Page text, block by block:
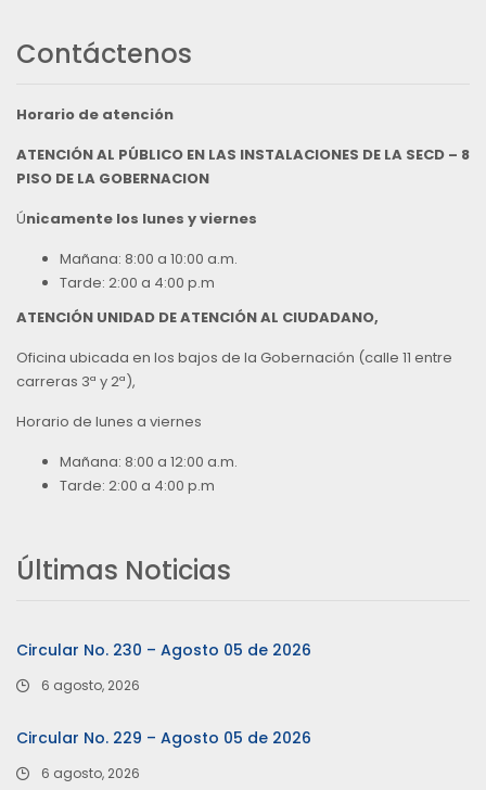
Contáctenos
Horario de atención
ATENCIÓN AL PÚBLICO EN LAS INSTALACIONES DE LA SECD – 8
PISO DE LA GOBERNACION
Únicamente los lunes y viernes
Mañana: 8:00 a 10:00 a.m.
Tarde: 2:00 a 4:00 p.m
ATENCIÓN UNIDAD DE ATENCIÓN AL CIUDADANO,
Oficina ubicada en los bajos de la Gobernación (calle 11 entre
carreras 3ª y 2ª),
Horario de lunes a viernes
Mañana: 8:00 a 12:00 a.m.
Tarde: 2:00 a 4:00 p.m
Últimas Noticias
Circular No. 230 – Agosto 05 de 2026
6 agosto, 2026
Circular No. 229 – Agosto 05 de 2026
6 agosto, 2026